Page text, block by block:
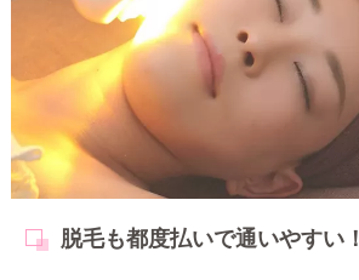
脱毛も都度払いで通いやすい！